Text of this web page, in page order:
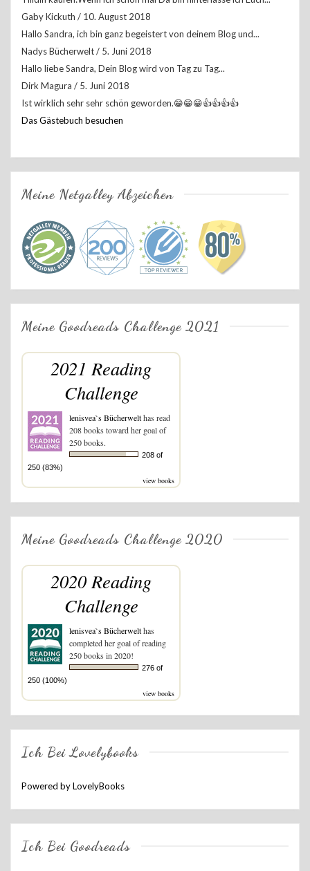
Gaby Kickuth / 10. August 2018
Hallo Sandra, ich bin ganz begeistert von deinem Blog und...
Nadys Bücherwelt/ 5. Juni 2018
Hallo liebe Sandra, Dein Blog wird von Tag zu Tag...
Dirk Magura / 5. Juni 2018
Ist wirklich sehr sehr schön geworden.😁😁😁👍👍👍👍
Das Gästebuch besuchen
Meine Netgalley Abzeichen
Meine Goodreads Challenge 2021
2021 Reading
Challenge
lenisvea`s Bücherwelthas read
208 books toward her goal of
250 books.
208 of
250 (83%)
view books
Meine Goodreads Challenge 2020
2020 Reading
Challenge
lenisvea`s Bücherwelthas
completed her goal of reading
250 books in 2020!
276 of
250 (100%)
view books
Ich Bei Lovelybooks
Powered by LovelyBooks
Ich Bei Goodreads